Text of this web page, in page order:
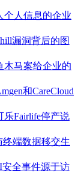
个人信息的企业
漏洞背后的图
木马案给企业的
和CareCloud
Fairlife停产说
端数据移交生
全事件源于访